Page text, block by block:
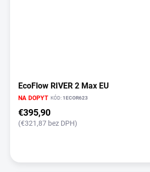
EcoFlow RIVER 2 Max EU
NA DOPYT KÓD:1ECOR623
€395,90
(€321,87 bez DPH)